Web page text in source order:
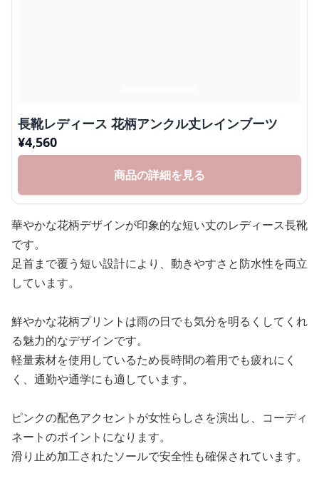
長靴レディース 花柄アンクル丈レインブーツ
¥4,560
商品の詳細を見る
華やかな花柄デザインが印象的な短い丈のレディース長靴
です。
足首まで覆う短い設計により、動きやすさと防水性を両立
しています。
鮮やかな花柄プリントは雨の日でも気分を明るくしてくれ
る魅力的なデザインです。
軽量素材を使用しているため長時間の着用でも疲れにく
く、通勤や通学にも適しています。
ピンクの配色アクセントが女性らしさを演出し、コーディ
ネートのポイントになります。
滑り止め加工されたソールで安全性も確保されています。